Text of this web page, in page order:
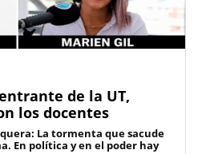
de la UT,
los docentes
La tormenta que sacude
En política y en el poder hay